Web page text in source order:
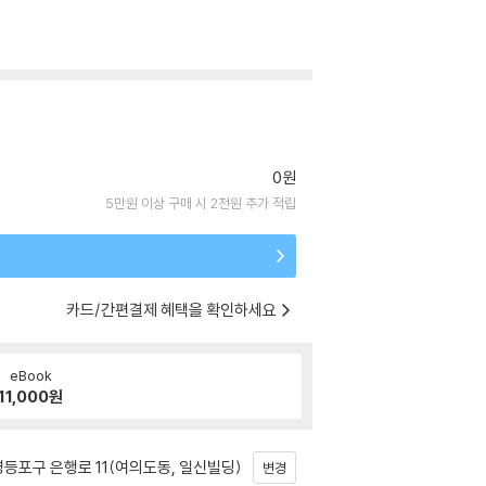
0원
5만원 이상 구매 시 2천원 추가 적립
카드/간편결제 혜택을 확인하세요
eBook
원
포구 은행로 11(여의도동, 일신빌딩) 변경